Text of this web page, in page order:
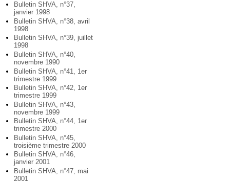
Bulletin SHVA, n°37,
janvier 1998
Bulletin SHVA, n°38, avril
1998
Bulletin SHVA, n°39, juillet
1998
Bulletin SHVA, n°40,
novembre 1990
Bulletin SHVA, n°41, 1er
trimestre 1999
Bulletin SHVA, n°42, 1er
trimestre 1999
Bulletin SHVA, n°43,
novembre 1999
Bulletin SHVA, n°44, 1er
trimestre 2000
Bulletin SHVA, n°45,
troisième trimestre 2000
Bulletin SHVA, n°46,
janvier 2001
Bulletin SHVA, n°47, mai
2001